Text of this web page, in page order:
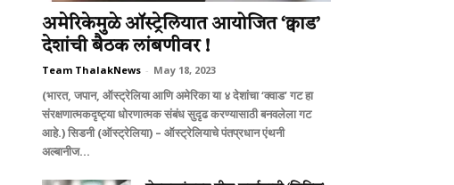
अमेरिकेमुळे ऑस्ट्रेलियात आयोजित ‘क्वाड’
देशांची बैठक लांबणीवर !
Team ThalakNews - May 18, 2023
(भारत, जपान, ऑस्ट्रेलिया आणि अमेरिका या ४ देशांचा ‘क्वाड’ गट हा
संरक्षणात्मकदृष्ट्या धोरणात्मक संबंध सुदृढ करण्यासाठी बनवलेला गट
आहे.) सिडनी (ऑस्ट्रेलिया) – ऑस्ट्रेलियाचे पंतप्रधान एंथनी
अल्बानीज...